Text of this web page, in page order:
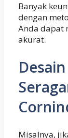
Banyak
dengan
Anda dapat
akurat.
Misalnya,